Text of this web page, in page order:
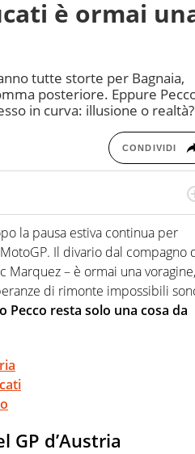
è ormai
tutte storte per Bagnaia,
posteriore. Eppure
in curva: illusione o realtà?
CONDIVIDI
di tutto ciò che sia Sport,
strada fa largo alle due o alle
la pausa estiva continua per
Il divario dal compagno
Marquez – è ormai una voragine,
di rimonte impossibili
Pecco resta solo una cosa da
GP d’Austria